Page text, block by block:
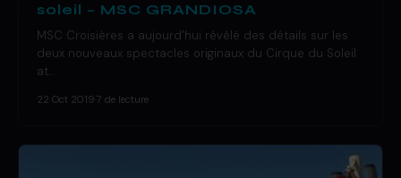
soleil – MSC GRANDIOSA
MSC Croisières a aujourd’hui révélé des détails sur les
deux nouveaux spectacles originaux du Cirque du Soleil
at…
22 Oct 2019 7 de lecture